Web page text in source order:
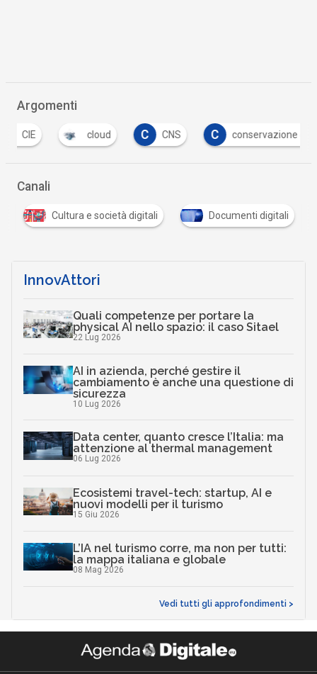
Argomenti
cloud C CNS C conservazione digitale
Canali
Cultura e società digitali Documenti digitali
InnovAttori
Quali competenze per portare la
physical AI nello spazio: il caso Sitael
22 Lug 2026
AI in azienda, perché gestire il
cambiamento è anche una questione di
sicurezza
10 Lug 2026
Data center, quanto cresce l’Italia: ma
attenzione al thermal management
06 Lug 2026
Ecosistemi travel-tech: startup, AI e
nuovi modelli per il turismo
15 Giu 2026
L’IA nel turismo corre, ma non per tutti:
la mappa italiana e globale
08 Mag 2026
Vedi tutti gli approfondimenti >